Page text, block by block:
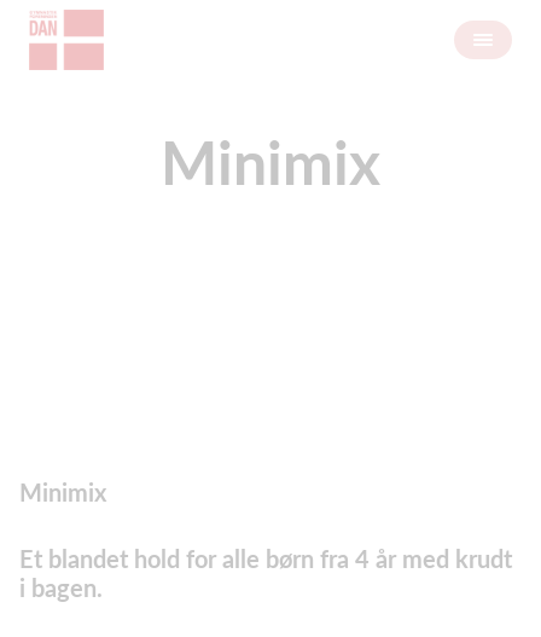
Minimix
Minimix
Et blandet hold for alle børn fra 4 år med krudt
i bagen.